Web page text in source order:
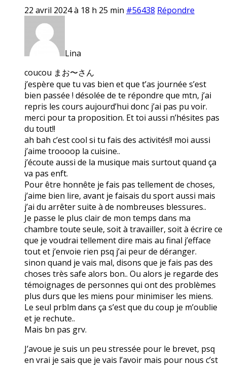
22 avril 2024 à 18 h 25 min #56438 Répondre
Lina
coucou まお〜さん
j’espère que tu vas bien et que t’as journée s’est
bien passée ! désolée de te répondre que mtn, j’ai
repris les cours aujourd’hui donc j’ai pas pu voir.
merci pour ta proposition. Et toi aussi n’hésites pas
du tout!!
ah bah c’est cool si tu fais des activités!! moi aussi
j’aime troooop la cuisine..
j’écoute aussi de la musique mais surtout quand ça
va pas enft.
Pour être honnête je fais pas tellement de choses,
j’aime bien lire, avant je faisais du sport aussi mais
j’ai du arrêter suite à de nombreuses blessures..
Je passe le plus clair de mon temps dans ma
chambre toute seule, soit à travailler, soit à écrire ce
que je voudrai tellement dire mais au final j’efface
tout et j’envoie rien psq j’ai peur de déranger.
sinon quand je vais mal, disons que je fais pas des
choses très safe alors bon.. Ou alors je regarde des
témoignages de personnes qui ont des problèmes
plus durs que les miens pour minimiser les miens.
Le seul prblm dans ça s’est que du coup je m’oublie
et je rechute..
Mais bn pas grv.
J’avoue je suis un peu stressée pour le brevet, psq
en vrai je sais que je vais l’avoir mais pour nous c’st